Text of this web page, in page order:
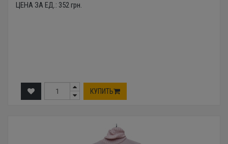
ЦЕНА ЗА ЕД.: 352грн.
КУПИТЬ